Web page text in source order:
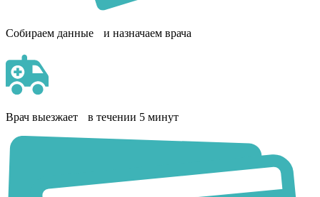
Собираем данные и назначаем врача
Врач выезжает в течении 5 минут